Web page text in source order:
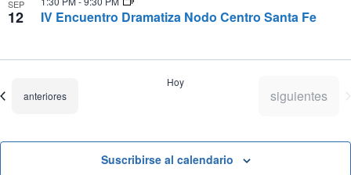
SEP
12 IV Encuentro Dramatiza Nodo Centro Santa Fe
Eventos
anteriores
Hoy
Eventos
siguientes
Suscribirse al calendario